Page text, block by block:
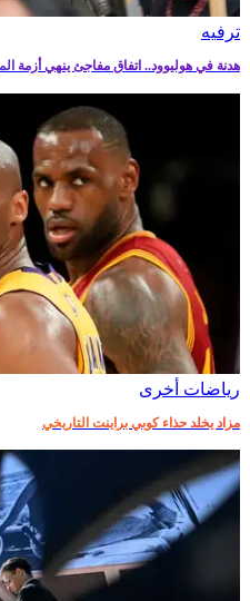
ترفيه‎
هدنة في هوليوود.. اتفاق مفاجئ ينهي أزمة
رياضات أخرى
مزاد يخلد حذاء كوبي براينت التاريخي